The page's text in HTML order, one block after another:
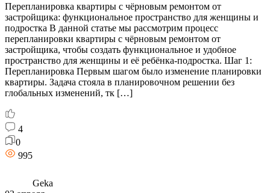
Перепланировка квартиры с чёрновым ремонтом от
застройщика: функциональное пространство для женщины и
подростка В данной статье мы рассмотрим процесс
перепланировки квартиры с чёрновым ремонтом от
застройщика, чтобы создать функциональное и удобное
пространство для женщины и её ребёнка-подростка. Шаг 1:
Перепланировка Первым шагом было изменение планировки
квартиры. Задача стояла в планировочном решении без
глобальных изменений, тк […]
4
0
995
Geka